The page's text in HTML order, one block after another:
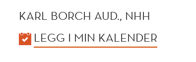
KARL BORCH AUD., NHH
LEGG I MIN KALENDER